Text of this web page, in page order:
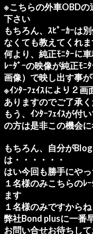
※こちらの外車OBDの
下さい
もちろん、ｽﾋﾟｰｶｰは
なくても教えてくれ
何より、純正ﾓﾆﾀｰに
ﾚｰﾀﾞｰの映像が純正ﾓﾆ
画像）で映し出す事
※ｲﾝﾀｰﾌｪｲｽにより２
ありますのでご了承
もう、ｲﾝﾀｰﾌｪｲｽが付
の方は是非この機会
もちろん、自分が
は・・・・・・
はい今回も勝手にや
１名様のみこちらのﾚ
ます
１名様のみですからね
弊社Bond plusに一番
お問い合せお待ちし